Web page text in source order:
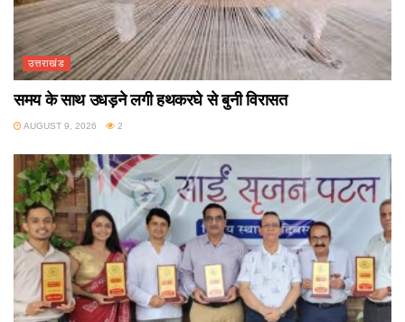
उत्तराखंड
समय के साथ उधड़ने लगी हथकरघे से बुनी विरासत
AUGUST 9, 2026 2